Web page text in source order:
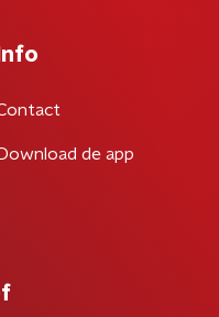
Info
Download de app